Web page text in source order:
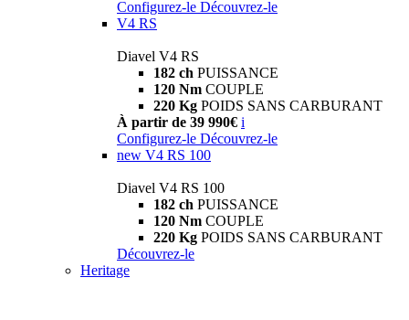
Configurez-le Découvrez-le
V4 RS
Diavel V4 RS
182 ch PUISSANCE
120 Nm COUPLE
220 Kg POIDS SANS CARBURANT
À partir de 39 990€ i
Configurez-le Découvrez-le
new V4 RS 100
Diavel V4 RS 100
182 ch PUISSANCE
120 Nm COUPLE
220 Kg POIDS SANS CARBURANT
Découvrez-le
Heritage